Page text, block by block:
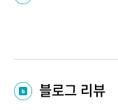
블로그 리뷰